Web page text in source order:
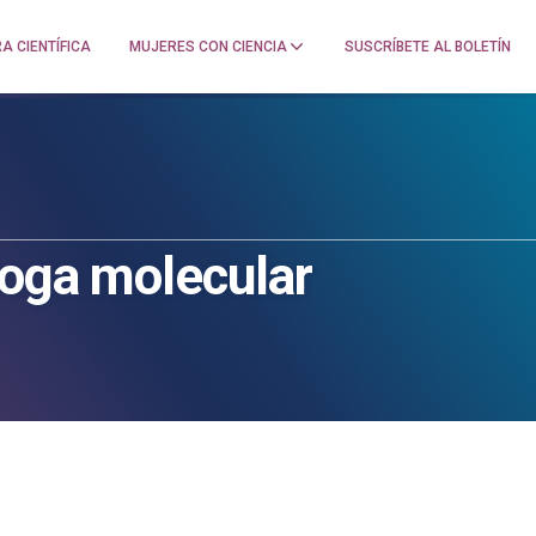
CIENTÍFICA MUJERES CON CIENCIA SUSCRÍBETE AL BOLETÍN
molecular